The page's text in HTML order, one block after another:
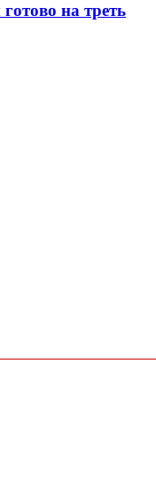
на треть